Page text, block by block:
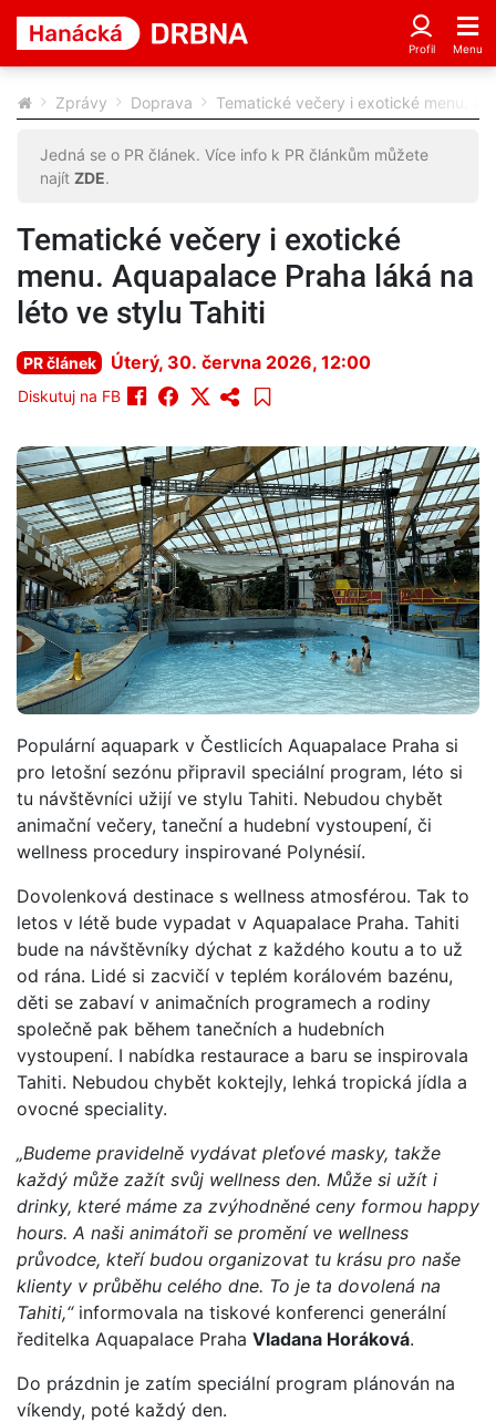
Zprávy Doprava Tematické večery i exotické menu.
Jedná se o PR článek. Více info k PR článkům můžete
najít ZDE.
Tematické večery i exotické
menu. Aquapalace Praha láká na
léto ve stylu Tahiti
PR článek Úterý, 30. června 2026, 12:00
Diskutuj na FB
Populární aquapark v Čestlicích Aquapalace Praha si
pro letošní sezónu připravil speciální program, léto si
tu návštěvníci užijí ve stylu Tahiti. Nebudou chybět
animační večery, taneční a hudební vystoupení, či
wellness procedury inspirované Polynésií.
Dovolenková destinace s wellness atmosférou. Tak to
letos v létě bude vypadat v Aquapalace Praha. Tahiti
bude na návštěvníky dýchat z každého koutu a to už
od rána. Lidé si zacvičí v teplém korálovém bazénu,
děti se zabaví v animačních programech a rodiny
společně pak během tanečních a hudebních
vystoupení. I nabídka restaurace a baru se inspirovala
Tahiti. Nebudou chybět koktejly, lehká tropická jídla a
ovocné speciality.
„Budeme pravidelně vydávat pleťové masky, takže
každý může zažít svůj wellness den. Může si užít i
drinky, které máme za zvýhodněné ceny formou happy
hours. A naši animátoři se promění ve wellness
průvodce, kteří budou organizovat tu krásu pro naše
klienty v průběhu celého dne. To je ta dovolená na
Tahiti,“informovala na tiskové konferenci generální
ředitelka Aquapalace Praha Vladana Horáková.
Do prázdnin je zatím speciální program plánován na
víkendy, poté každý den.